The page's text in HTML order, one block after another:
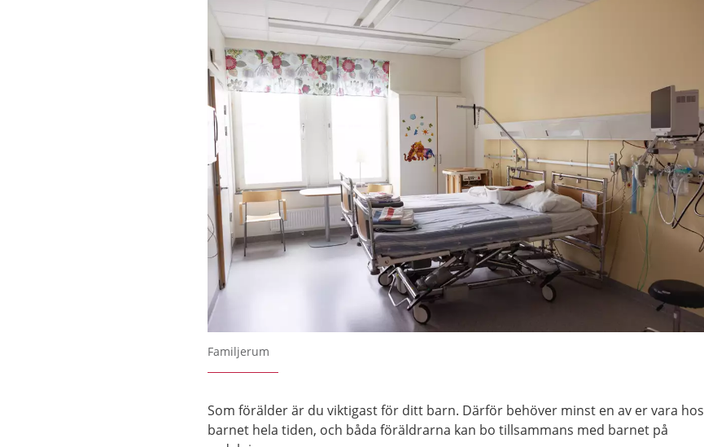
Familjerum
Som förälder är du viktigast för ditt barn. Därför behöver minst en av er vara hos
barnet hela tiden, och båda föräldrarna kan bo tillsammans med barnet på